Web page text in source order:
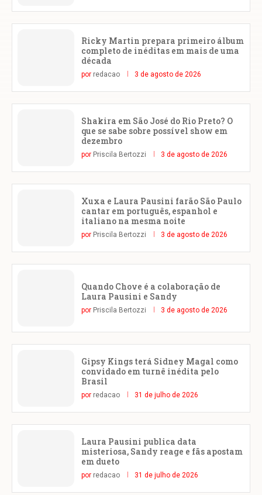
Ricky Martin prepara primeiro álbum
completo de inéditas em mais de uma
década
por redacao 3 de agosto de 2026
Shakira em São José do Rio Preto? O
que se sabe sobre possível show em
dezembro
por Priscila Bertozzi 3 de agosto de 2026
Xuxa e Laura Pausini farão São Paulo
cantar em português, espanhol e
italiano na mesma noite
por Priscila Bertozzi 3 de agosto de 2026
Quando Chove é a colaboração de
Laura Pausini e Sandy
por Priscila Bertozzi 3 de agosto de 2026
Gipsy Kings terá Sidney Magal como
convidado em turnê inédita pelo
Brasil
por redacao 31 de julho de 2026
Laura Pausini publica data
misteriosa, Sandy reage e fãs apostam
em dueto
por redacao 31 de julho de 2026